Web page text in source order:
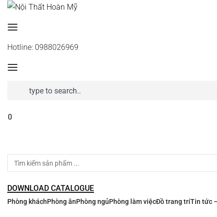
Hotline: 0988026969
0
Search
for:
DOWNLOAD CATALOGUE
Phòng kháchPhòng ănPhòng ngủPhòng làm việcĐồ trang tríTin tức